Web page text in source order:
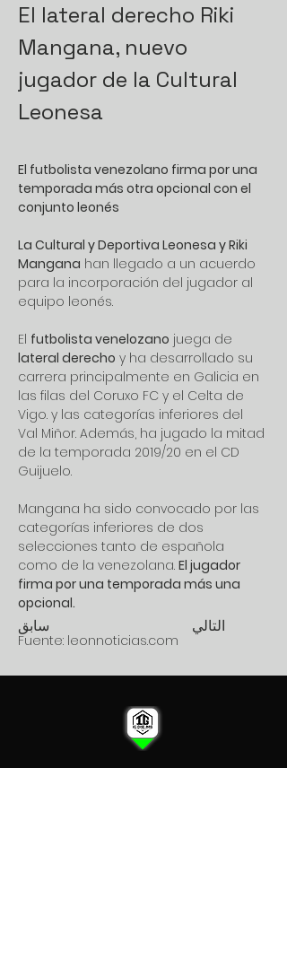
سابق التالي
El lateral derecho Riki
Mangana, nuevo
jugador de la Cultural
Leonesa
El futbolista venezolano firma por una
temporada más otra opcional con el
conjunto leonés
La Cultural y Deportiva Leonesa y Riki
Mangana han llegado a un acuerdo
para la incorporación del jugador al
equipo leonés.
El futbolista venelozano juega de
lateral derecho y ha desarrollado su
carrera principalmente en Galicia en
las filas del Coruxo FC y el Celta de
Vigo. y las categorías inferiores del
Val Miñor. Además, ha jugado la mitad
de la temporada 2019/20 en el CD
Guijuelo.
Mangana ha sido convocado por las
categorías inferiores de dos
selecciones tanto de española
como de la venezolana. El jugador
firma por una temporada más una
opcional.
Fuente: leonnoticias.com